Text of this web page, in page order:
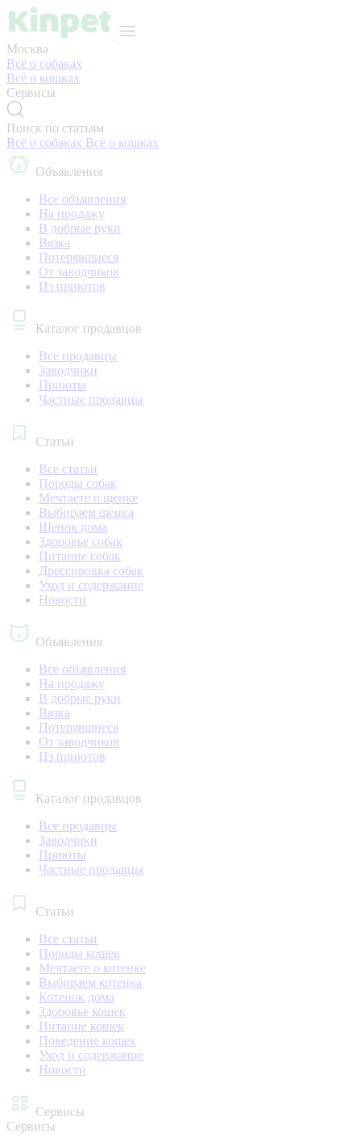
Москва
Всё о собаках
Всё о кошках
Сервисы
Поиск по статьям
Всё о собаках Всё о кошках
Объявления
Все объявления
На продажу
В добрые руки
Вязка
Потерявшиеся
От заводчиков
Из приютов
Каталог продавцов
Все продавцы
Заводчики
Приюты
Частные продавцы
Статьи
Все статьи
Породы собак
Мечтаете о щенке
Выбираем щенка
Щенок дома
Здоровье собак
Питание собак
Дрессировка собак
Уход и содержание
Новости
Объявления
Все объявления
На продажу
В добрые руки
Вязка
Потерявшиеся
От заводчиков
Из приютов
Каталог продавцов
Все продавцы
Заводчики
Приюты
Частные продавцы
Статьи
Все статьи
Породы кошек
Мечтаете о котенке
Выбираем котенка
Котенок дома
Здоровье кошек
Питание кошек
Поведение кошек
Уход и содержание
Новости
Сервисы
Сервисы